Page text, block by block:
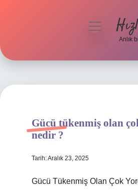
Hakkımızda
menüyü
Anlık
Gücü tükenmiş olan
nedir ?
Tarih: Aralık 23, 2025
Gücü Tükenmiş Olan Çok